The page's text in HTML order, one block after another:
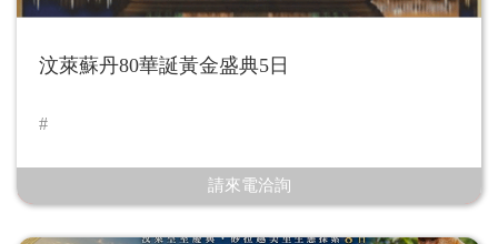
汶萊蘇丹80華誕黃金盛典5日
請來電洽詢